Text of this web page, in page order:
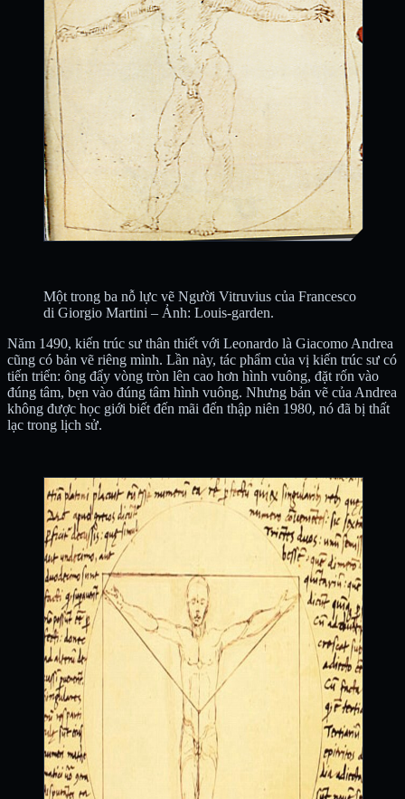
Một trong ba nỗ lực vẽ Người Vitruvius của Francesco
di Giorgio Martini – Ảnh: Louis-garden.
Năm 1490, kiến trúc sư thân thiết với Leonardo là Giacomo Andrea
cũng có bản vẽ riêng mình. Lần này, tác phẩm của vị kiến trúc sư có
tiến triển: ông đẩy vòng tròn lên cao hơn hình vuông, đặt rốn vào
đúng tâm, bẹn vào đúng tâm hình vuông. Nhưng bản vẽ của Andrea
không được học giới biết đến mãi đến thập niên 1980, nó đã bị thất
lạc trong lịch sử.